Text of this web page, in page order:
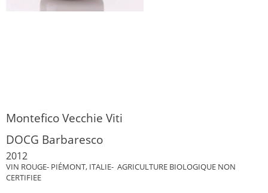
Montefico Vecchie Viti
DOCG Barbaresco
2012
VIN ROUGE- PIÉMONT, ITALIE- AGRICULTURE BIOLOGIQUE NON
CERTIFIEE